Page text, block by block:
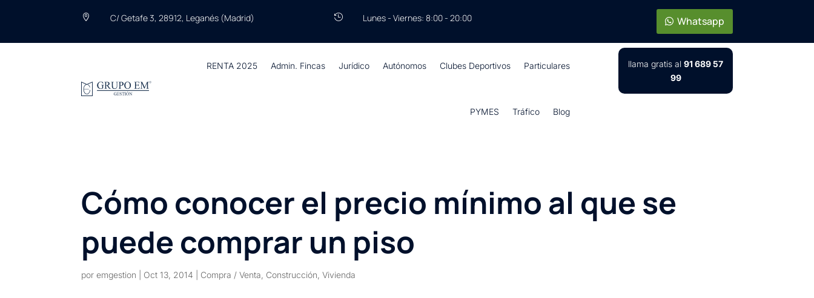
 C/ Getafe 3, 28912, Leganés (Madrid)  Lunes - Viernes: 8:00 - 20:00 Whatsapp
RENTA 2025 Admin. Fincas Jurídico Autónomos Clubes Deportivos Particulares
PYMES Tráfico Blog
llama gratis al91 689 57
99
Cómo conocer el precio mínimo al que se
puede comprar un piso
poremgestion Oct 13, 2014 Compra / Venta Construcción ,Vivienda